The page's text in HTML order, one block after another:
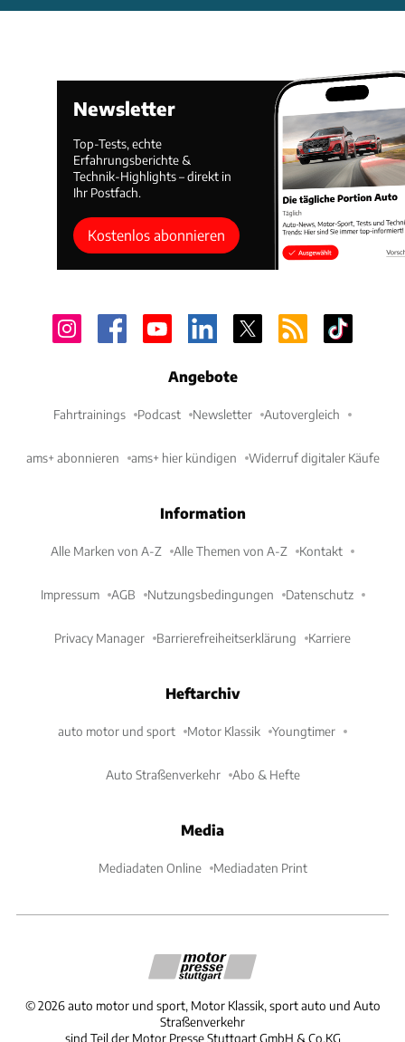
Newsletter
Top-Tests, echte
Erfahrungsberichte &
Technik-Highlights – direkt in
Ihr Postfach.
Kostenlos abonnieren
Angebote
Fahrtrainings Podcast Newsletter Autovergleich
ams+ abonnieren ams+ hier kündigen Widerruf digitaler Käufe
Information
Alle Marken von A-Z Alle Themen von A-Z Kontakt
Impressum AGB Nutzungsbedingungen Datenschutz
Privacy Manager Barrierefreiheitserklärung Karriere
Heftarchiv
auto motor und sport Motor Klassik Youngtimer
Auto Straßenverkehr Abo & Hefte
Media
Mediadaten Online Mediadaten Print
©2026 auto motor und sport, Motor Klassik, sport auto und Auto
Straßenverkehr
sind Teil der Motor Presse Stuttgart GmbH & Co.KG